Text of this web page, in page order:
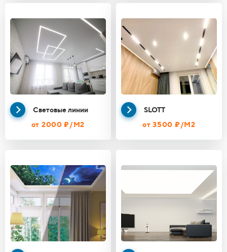
Световые линии
от 2000 ₽/М2
SLOTT
от 3500 ₽/М2